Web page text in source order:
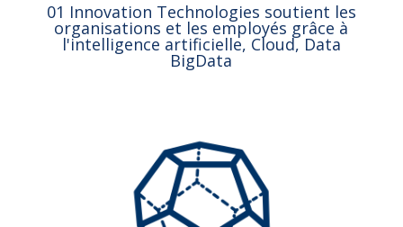
01 Innovation Technologies soutient les
organisations et les employés grâce à
l'intelligence artificielle, Cloud, Data
BigData